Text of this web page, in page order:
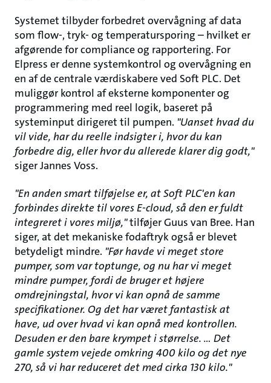
Systemet tilbyder forbedret overvågning af data
som flow-, tryk- og temperatursporing – hvilket er
afgørende for compliance og rapportering. For
Elpress er denne systemkontrol og overvågning en
en af de centrale værdiskabere ved Soft PLC. Det
muliggør kontrol af eksterne komponenter og
programmering med reel logik, baseret på
systeminput dirigeret til pumpen. "Uanset hvad du
vil vide, har du reelle indsigter i, hvor du kan
forbedre dig, eller hvor du allerede klarer dig godt,"
siger Jannes Voss.
"En anden smart tilføjelse er, at Soft PLC'en kan
forbindes direkte til vores E-cloud, så den er fuldt
integreret i vores miljø,"tilføjer Guus van Bree. Han
siger, at det mekaniske fodaftryk også er blevet
betydeligt mindre. "Før havde vi meget store
pumper, som var toptunge, og nu har vi meget
mindre pumper, fordi de bruger et højere
omdrejningstal, hvor vi kan opnå de samme
specifikationer. Og det har været fantastisk at
have, ud over hvad vi kan opnå med kontrollen.
Desuden er den bare krympet i størrelse. … Det
gamle system vejede omkring 400 kilo og det nye
270, så vi har reduceret det med cirka 130 kilo."